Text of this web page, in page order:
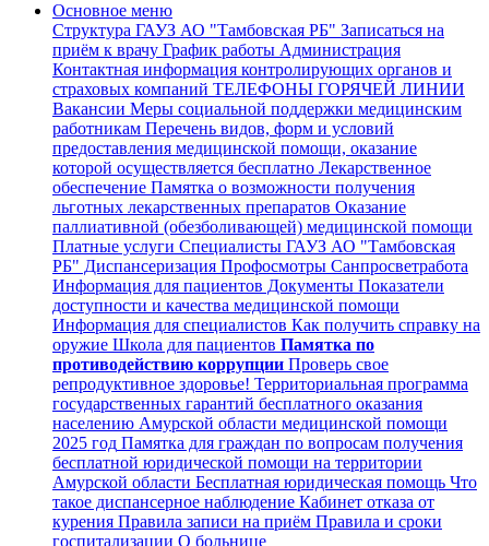
Основное меню
Структура ГАУЗ АО "Тамбовская РБ" Записаться на
приём к врачу График работы Администрация
Контактная информация контролирующих органов и
страховых компаний ТЕЛЕФОНЫ ГОРЯЧЕЙ ЛИНИИ
Вакансии Меры социальной поддержки медицинским
работникам Перечень видов, форм и условий
предоставления медицинской помощи, оказание
которой осуществляется бесплатно Лекарственное
обеспечение Памятка о возможности получения
льготных лекарственных препаратов Оказание
паллиативной (обезболивающей) медицинской помощи
Платные услуги Специалисты ГАУЗ АО "Тамбовская
РБ" Диспансеризация Профосмотры Санпросветработа
Информация для пациентов Документы Показатели
доступности и качества медицинской помощи
Информация для специалистов Как получить справку на
оружие Школа для пациентов Памятка по
противодействию коррупции Проверь свое
репродуктивное здоровье! Территориальная программа
государственных гарантий бесплатного оказания
населению Амурской области медицинской помощи
2025 год Памятка для граждан по вопросам получения
бесплатной юридической помощи на территории
Амурской области Бесплатная юридическая помощь Что
такое диспансерное наблюдение Кабинет отказа от
курения Правила записи на приём Правила и сроки
госпитализации О больнице